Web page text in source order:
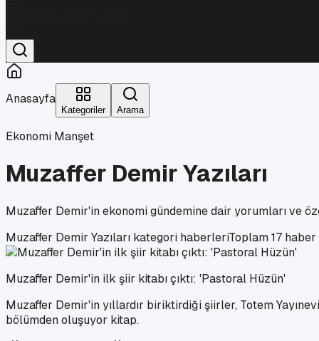
Anasayfa
Kategoriler Arama
Ekonomi Manşet
Muzaffer Demir Yazıları
Muzaffer Demir'in ekonomi gündemine dair yorumları ve
Muzaffer Demir Yazıları kategori haberleriToplam17 haber
Muzaffer Demir'in ilk şiir kitabı çıktı: 'Pastoral Hüzün'
Muzaffer Demir'in yıllardır biriktirdiği şiirler, Totem
bölümden oluşuyor kitap.